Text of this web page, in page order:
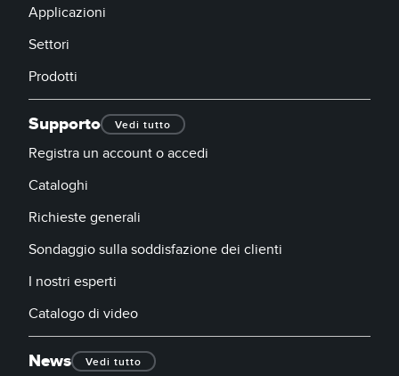
Applicazioni
Settori
Prodotti
Supporto Vedi tutto
Registra un account o accedi
Cataloghi
Richieste generali
Sondaggio sulla soddisfazione dei clienti
I nostri esperti
Catalogo di video
News Vedi tutto